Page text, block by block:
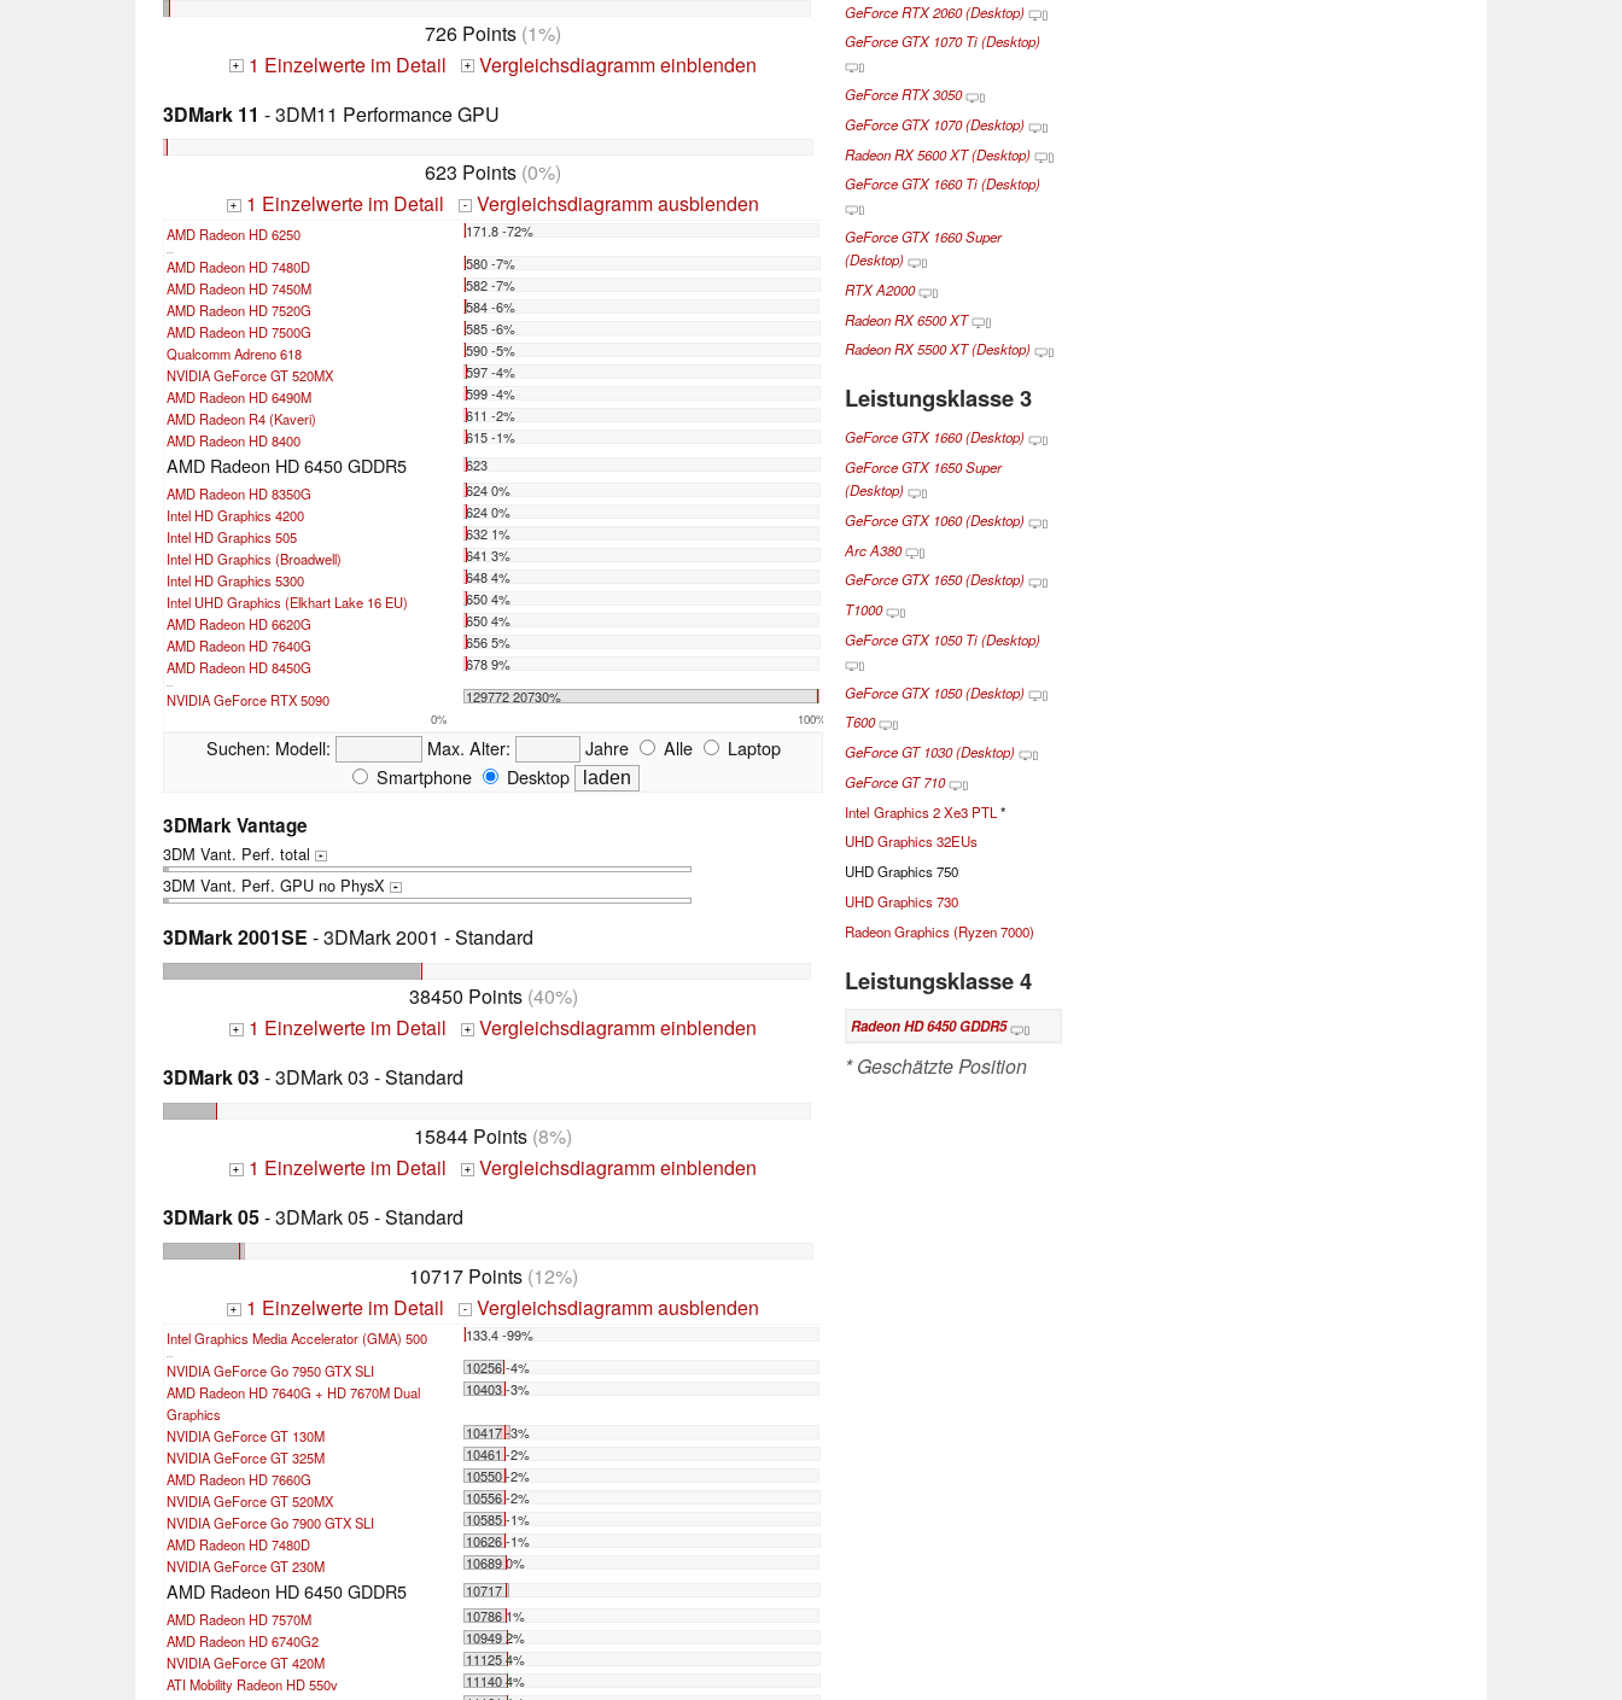
726 Points (1%)
+ 1 Einzelwerte im Detail +
Vergleichsdiagramm einblenden
3DMark 11 - 3DM11 Performance GPU
623 Points (0%)
+ 1 Einzelwerte im Detail - Vergleichsdiagramm ausblenden
AMD Radeon HD 6250 171.8 -72%
...
AMD Radeon HD 7480D
580 -7%
AMD Radeon HD 7450M
582 -7%
AMD Radeon HD 7520G
584 -6%
AMD Radeon HD 7500G
585 -6%
Qualcomm Adreno 618
590 -5%
NVIDIA GeForce GT 520MX
597 -4%
AMD Radeon HD 6490M
599 -4%
AMD Radeon R4 (Kaveri)
611 -2%
AMD Radeon HD 8400
615 -1%
AMD Radeon HD 6450 GDDR5
623
AMD Radeon HD 8350G
624 0%
Intel HD Graphics 4200
624 0%
Intel HD Graphics 505
632 1%
Intel HD Graphics (Broadwell)
641 3%
Intel HD Graphics 5300
648 4%
Intel UHD Graphics (Elkhart Lake 16 EU)
650 4%
AMD Radeon HD 6620G
650 4%
AMD Radeon HD 7640G
656 5%
AMD Radeon HD 8450G
678 9%
...
NVIDIA GeForce RTX 5090 129772 20730%
0% 100%
Suchen: Modell: Max. Alter: Jahre Alle
Laptop
Smartphone
Desktop
3DMark Vantage
3DM Vant. Perf. total +
3DM Vant. Perf. GPU no PhysX +
3DMark 2001SE - 3DMark 2001 - Standard
38450 Points(40%)
+ 1 Einzelwerte im Detail +
Vergleichsdiagramm einblenden
3DMark 03- 3DMark 03 - Standard
15844 Points (8%)
+ 1 Einzelwerte im Detail +
Vergleichsdiagramm einblenden
3DMark 05- 3DMark 05 - Standard
10717 Points(12%)
+ 1 Einzelwerte im Detail - Vergleichsdiagramm ausblenden
Intel Graphics Media Accelerator (GMA) 500 133.4 -99%
...
NVIDIA GeForce Go 7950 GTX SLI
10256 -4%
AMD Radeon HD 7640G + HD 7670M Dual
Graphics
10403 -3%
NVIDIA GeForce GT 130M
10417 -3%
NVIDIA GeForce GT 325M
10461 -2%
AMD Radeon HD 7660G
10550 -2%
NVIDIA GeForce GT 520MX
10556 -2%
NVIDIA GeForce Go 7900 GTX SLI
10585 -1%
AMD Radeon HD 7480D
10626 -1%
NVIDIA GeForce GT 230M
10689 0%
AMD Radeon HD 6450 GDDR5
10717
AMD Radeon HD 7570M
10786 1%
AMD Radeon HD 6740G2
10949 2%
NVIDIA GeForce GT 420M
11125 4%
ATI Mobility Radeon HD 550v
11140 4%
GeForce RTX 2060 (Desktop)
GeForce GTX 1070 Ti (Desktop)
GeForce RTX 3050
GeForce GTX 1070 (Desktop)
Radeon RX 5600 XT (Desktop)
GeForce GTX 1660 Ti (Desktop)
GeForce GTX 1660 Super
(Desktop)
RTX A2000
Radeon RX 6500 XT
Radeon RX 5500 XT (Desktop)
Leistungsklasse 3
GeForce GTX 1660 (Desktop)
GeForce GTX 1650 Super
(Desktop)
GeForce GTX 1060 (Desktop)
Arc A380
GeForce GTX 1650 (Desktop)
T1000
GeForce GTX 1050 Ti (Desktop)
GeForce GTX 1050 (Desktop)
T600
GeForce GT 1030 (Desktop)
GeForce GT 710
Intel Graphics 2 Xe3 PTL *
UHD Graphics 32EUs
UHD Graphics 750
UHD Graphics 730
Radeon Graphics (Ryzen 7000)
Leistungsklasse 4
Radeon HD 6450 GDDR5
* Geschätzte Position